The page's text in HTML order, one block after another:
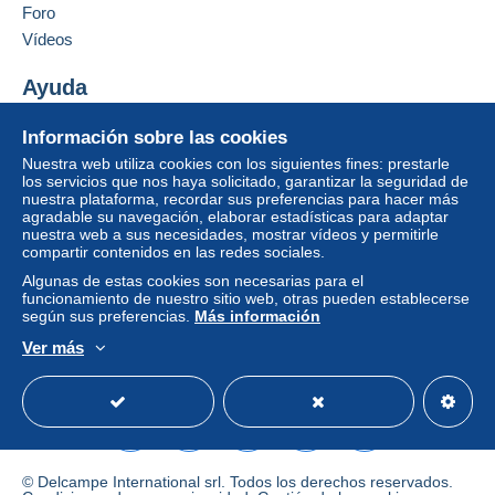
cláusulas relativas al pago, estas se considerarán
nulas. Las condiciones de pago de la página web
Delcampe, tal y como se definen en las
Las compras deben pagarse en un plazo de14
díasa partir de la recepción de la declaración final
del vendedor.
Shipping worldwide via priority airmail. SHIPPING TO
THE US IS TEMPORARILY SUSPENDED, DUE TO
THE IMPORT FEES IMPOSED FOR INCOMING
For unregistered shipping the items will be sent without
tracking and the buyer assumes full responsibility in
case of loss or damage.
Registered shipping can be tracked on
https://www.posta-romana.ro/track-trace.html , while it is
Información sobre las cookies
Nuestra web utiliza cookies con los siguientes fines: prestarle
los servicios que nos haya solicitado, garantizar la seguridad de
nuestra plataforma, recordar sus preferencias para hacer más
agradable su navegación, elaborar estadísticas para adaptar
nuestra web a sus necesidades, mostrar vídeos y permitirle
compartir contenidos en las redes sociales.
Algunas de estas cookies son necesarias para el
funcionamiento de nuestro sitio web, otras pueden establecerse
según sus preferencias. Más información
Ver más
Foro
Vídeos
Ayuda
Comprar en Delcampe
Vender en Delcampe
Una página securizada
© Delcampe International srl. Todos los derechos reservados.